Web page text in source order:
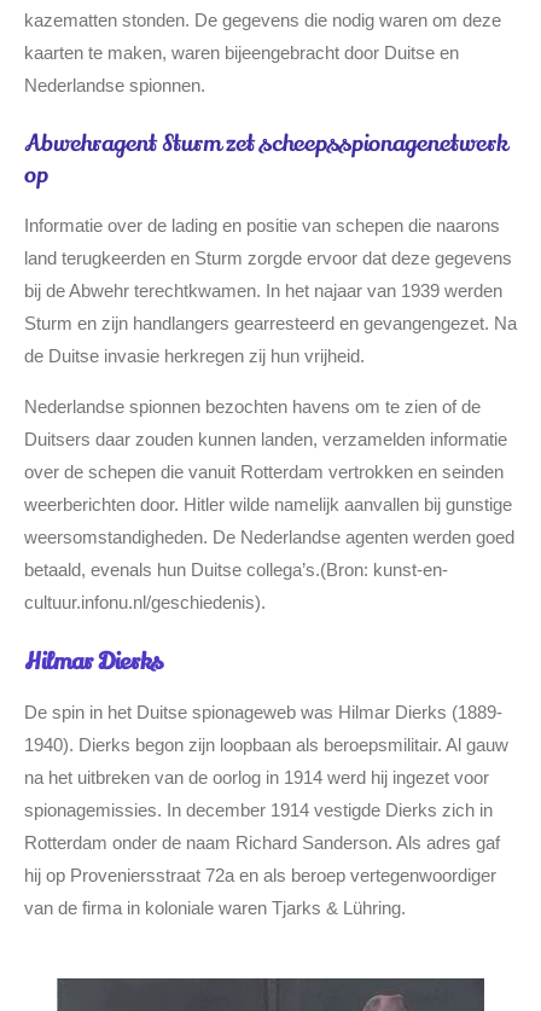
kazematten stonden. De gegevens die nodig waren om deze
kaarten te maken, waren bijeengebracht door Duitse en
Nederlandse spionnen.
Abwehragent Sturm zet scheepsspionagenetwerk
op
Informatie over de lading en positie van schepen die naarons
land terugkeerden en Sturm zorgde ervoor dat deze gegevens
bij de Abwehr terechtkwamen. In het najaar van 1939 werden
Sturm en zijn handlangers gearresteerd en gevangengezet. Na
de Duitse invasie herkregen zij hun vrijheid.
Nederlandse spionnen bezochten havens om te zien of de
Duitsers daar zouden kunnen landen, verzamelden informatie
over de schepen die vanuit Rotterdam vertrokken en seinden
weerberichten door. Hitler wilde namelijk aanvallen bij gunstige
weersomstandigheden. De Nederlandse agenten werden goed
betaald, evenals hun Duitse collega’s.(Bron: kunst-en-
cultuur.infonu.nl/geschiedenis).
Hilmar Dierks
De spin in het Duitse spionageweb was Hilmar Dierks (1889-
1940). Dierks begon zijn loopbaan als beroepsmilitair. Al gauw
na het uitbreken van de oorlog in 1914 werd hij ingezet voor
spionagemissies. In december 1914 vestigde Dierks zich in
Rotterdam onder de naam Richard Sanderson. Als adres gaf
hij op Proveniersstraat 72a en als beroep vertegenwoordiger
van de firma in koloniale waren Tjarks & Lühring.